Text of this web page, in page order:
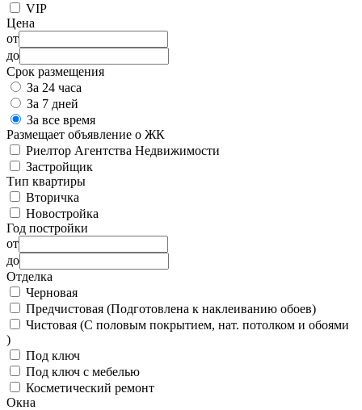
VIP
Цена
от
до
Срок размещения
За 24 часа
За 7 дней
За все время
Размещает объявление о ЖК
Риелтор Агентства Недвижимости
Застройщик
Тип квартиры
Вторичка
Новостройка
Год постройки
от
до
Отделка
Черновая
Предчистовая (Подготовлена к наклеиванию обоев)
Чистовая (С половым покрытием, нат. потолком и обоями
)
Под ключ
Под ключ с мебелью
Косметический ремонт
Окна